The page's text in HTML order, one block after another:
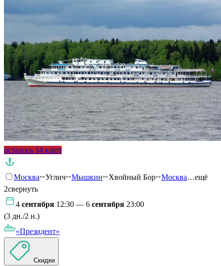
осталось 14 кают
Москва Углич Мышкин Хвойный Бор Москва…ещё
2свернуть
4 сентября 12:30 — 6 сентября 23:00
(3 дн./2 н.)
«Президент»
Скидки